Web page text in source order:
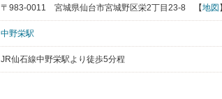
〒983-0011 宮城県仙台市宮城野区栄2丁目23-8 【地図 】
中野栄駅
JR仙石線中野栄駅より徒歩5分程